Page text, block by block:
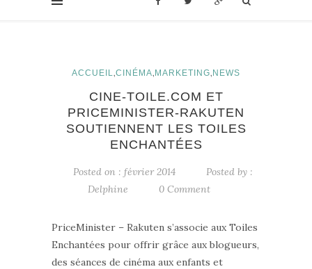
ACCUEIL,CINÉMA, MARKETING, NEWS
CINE-TOILE.COM ET
PRICEMINISTER-RAKUTEN
SOUTIENNENT LES TOILES
ENCHANTÉES
Posted on : février 2014
Posted by :
Delphine
0 Comment
PriceMinister – Rakuten s’associe aux Toiles
Enchantées pour offrir grâce aux blogueurs,
des séances de cinéma aux enfants et